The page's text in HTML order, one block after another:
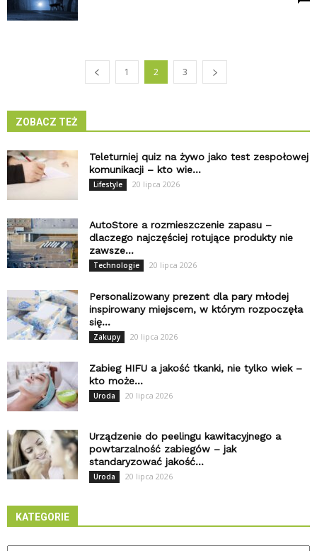
1 2 3
ZOBACZ TEŻ
Teleturniej quiz na żywo jako test zespołowej
komunikacji – kto wie...
Lifestyle 20 lipca 2026
AutoStore a rozmieszczenie zapasu –
dlaczego najczęściej rotujące produkty nie
zawsze...
Technologie 20 lipca 2026
Personalizowany prezent dla pary młodej
inspirowany miejscem, w którym rozpoczęła
się...
Zakupy 20 lipca 2026
Zabieg HIFU a jakość tkanki, nie tylko wiek –
kto może...
Uroda 20 lipca 2026
Urządzenie do peelingu kawitacyjnego a
powtarzalność zabiegów – jak
standaryzować jakość...
Uroda 20 lipca 2026
KATEGORIE
Kategorie